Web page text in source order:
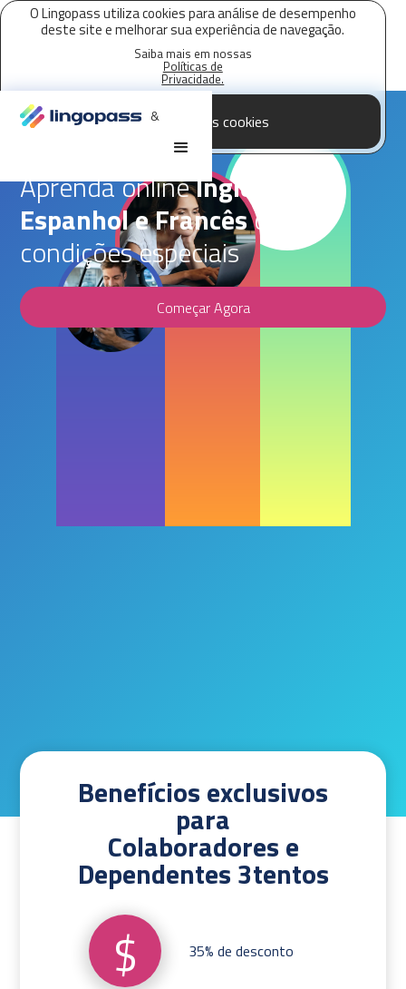
O Lingopass utiliza cookies para análise de desempenho
deste site e melhorar sua experiência de navegação.
Saiba mais em nossas
Políticas de
Privacidade.
Aceitar todos os cookies
&
Parceria Lingopass, 3tentos
Aprenda onlineInglês,
Espanhol e Francêscom
condições especiais
Começar Agora
Benefícios exclusivos
para
Colaboradores e
Dependentes 3tentos
$ 35% de desconto